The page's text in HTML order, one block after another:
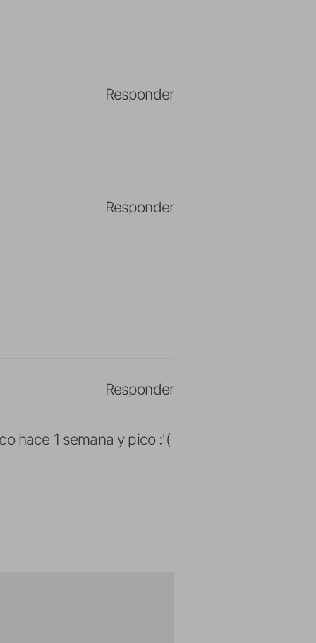
Responder
Responder
hace 1 semana y pico :'(
Responder